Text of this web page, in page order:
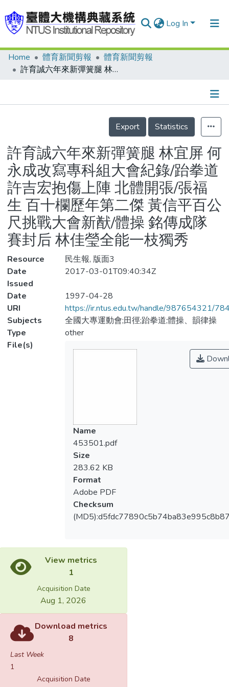
Log In
Communities & Collections
Statistics
Home 體育新聞剪報
體育新聞剪報
許育誠六年來新彈簧腿 林宜屏 何永成改寫專科組大會紀錄/跆拳道 許吉宏抱傷上陣 北體開張/張福生 百十欄歷年第二傑 黃信平百公尺挑戰大會新猷/體操 銘傳成隊賽封后 林佳瑩全能一枝獨秀
Details
Export
Statistics
許育誠六年來新彈簧腿 林宜屏 何
永成改寫專科組大會紀錄/跆拳道
許吉宏抱傷上陣 北體開張/張福
生 百十欄歷年第二傑 黃信平百公
尺挑戰大會新猷/體操 銘傳成隊
賽封后 林佳瑩全能一枝獨秀
Resource
民生報, 版面3
Date
Issued
2017-03-01T09:40:34Z
Date
1997-04-28
URI
https://ir.ntus.edu.tw/handle/987654321/
Subjects
全國大專運動會;田徑;跆拳道;體操、韻律操
Type
other
File(s)
Name
453501.pdf
Size
283.62 KB
Format
Adobe PDF
Checksum
View metrics
1
Acquisition Date
Aug 1, 2026
Download metrics
8
Last Week
1
Acquisition Date